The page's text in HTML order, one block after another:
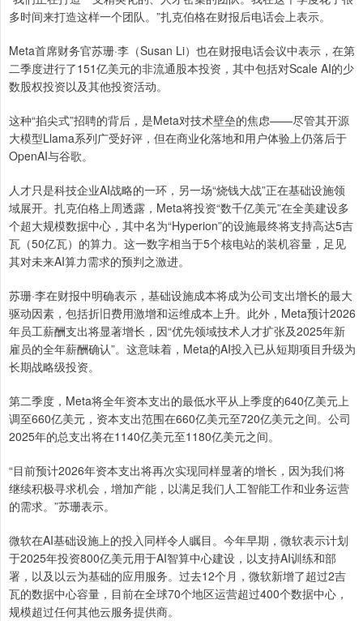
多时间来打造这样一个团队。”扎克伯格在财报后电话会上表示。
Meta首席财务官苏珊·李（Susan Li）也在财报电话会议中表示，在第
二季度进行了151亿美元的非流通股本投资，其中包括对Scale AI的少
数股权投资以及其他投资活动。
这种“掐尖式”招聘的背后，是Meta对技术壁垒的焦虑——尽管其开源
大模型Llama系列广受好评，但在商业化落地和用户体验上仍落后于
OpenAI与谷歌。
人才只是科技企业AI战略的一环，另一场“烧钱大战”正在基础设施领
域展开。扎克伯格上周透露，Meta将投资“数千亿美元”在全美建设多
个超大规模数据中心，其中名为“Hyperion”的设施最终将支持高达5吉
瓦（50亿瓦）的算力。这一数字相当于5个核电站的装机容量，足见
其对未来AI算力需求的预判之激进。
苏珊·李在财报中明确表示，基础设施成本将成为公司支出增长的最大
驱动因素，包括折旧费用激增和运维成本上升。此外，Meta预计2026
年员工薪酬支出将显著增长，因“优先领域技术人才扩张及2025年新
雇员的全年薪酬确认”。这意味着，Meta的AI投入已从短期项目升级为
长期战略级投资。
第二季度，Meta将全年资本支出的最低水平从上季度的640亿美元上
调至660亿美元，资本支出范围在660亿美元至720亿美元之间。公司
2025年的总支出将在1140亿美元至1180亿美元之间。
“目前预计2026年资本支出将再次实现同样显著的增长，因为我们将
继续积极寻求机会，增加产能，以满足我们人工智能工作和业务运营
的需求。”苏珊表示。
微软在AI基础设施上的投入同样令人瞩目。今年早期，微软表示计划
于2025年投资800亿美元用于AI智算中心建设，以支持AI训练和部
署，以及以云为基础的应用服务。过去12个月，微软新增了超过2吉
瓦的数据中心容量，目前在全球70个地区运营超过400个数据中心，
规模超过任何其他云服务提供商。